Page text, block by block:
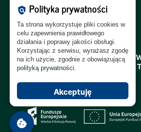
Polityka Prywatności:PL
Polityka RODO:PL|EN
cookie
policy Polityka prywatności
Ta strona wykorzystuje pliki cookies w
celu zapewnienia prawidłowego
działania i poprawy jakości obsługi.
Korzystając z serwisu, wyrażasz zgodę
na ich użycie, zgodnie z obowiązującą
polityką prywatności
Akceptuję